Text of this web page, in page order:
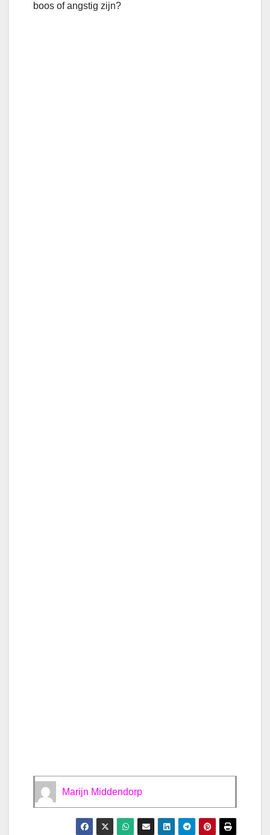
boos of angstig zijn?
Marijn Middendorp